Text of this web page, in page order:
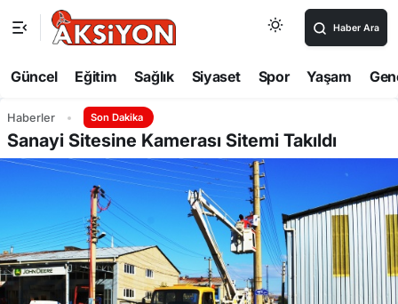
Haber Ara
Güncel Eğitim Sağlık Siyaset Spor Yaşam
Haberler Son Dakika
Sanayi Sitesine Kamerası Sitemi Takıldı